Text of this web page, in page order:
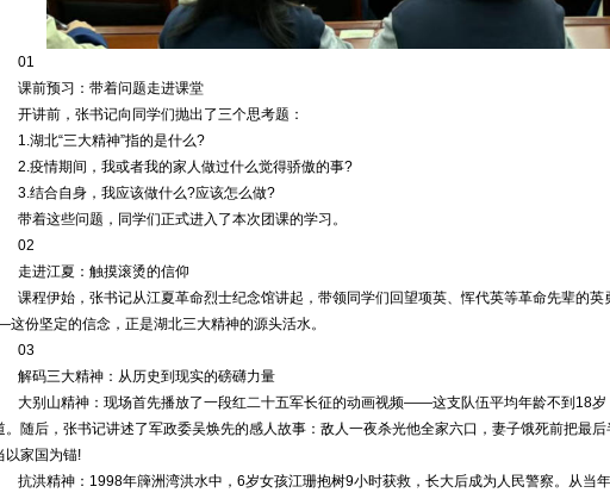
前预习：带着问题走进课堂
讲前，张书记向同学们抛出了三个思考题：
湖北“三大精神”指的是什么?
情期间，我或者我的家人做过什么觉得骄傲的事?
结合自身，我应该做什么?应该怎么做?
着这些问题，同学们正式进入了本次团课的学习。
进江夏：触摸滚烫的信仰
程伊始，张书记从江夏革命烈士纪念馆讲起，带领同学们回望项英、恽代英等革命先辈的英
份坚定的信念，正是湖北三大精神的源头活水。
码三大精神：从历史到现实的磅礴力量
别山精神：现场首先播放了一段红二十五军长征的动画视频——这支队伍平均年龄不到18岁
。随后，张书记讲述了军政委吴焕先的感人故事：敌人一夜杀光他全家六口，妻子饿死前把最
以家国为锚!
洪精神：1998年簰洲湾洪水中，6岁女孩江珊抱树9小时获救，长大后成为人民警察。从当年